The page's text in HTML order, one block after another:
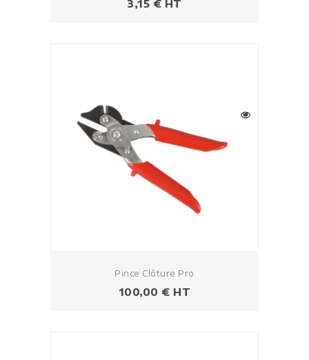
Prix
3,15 € HT
Pince Clôture Pro
Prix
100,00 € HT